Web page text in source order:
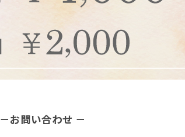
－お問い合わせ －